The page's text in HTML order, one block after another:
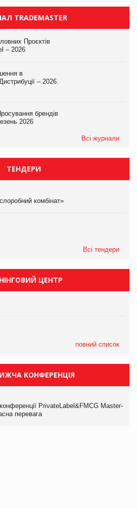
TRADEMASTER
Проєктів
– 2026
в
– 2026.
брендів
2026
Всі журнали
ТЕНДЕРИ
комбінат»
Всі тендери
ЦЕНТР
повний список
КОНФЕРЕНЦІЯ
PrivateLabel&FMCG Master-
перевага